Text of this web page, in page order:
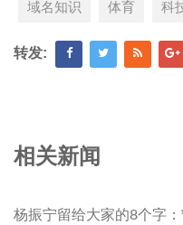
域名知识 体育 科
转发:
相关新闻
杨振宁留给大家的8个字